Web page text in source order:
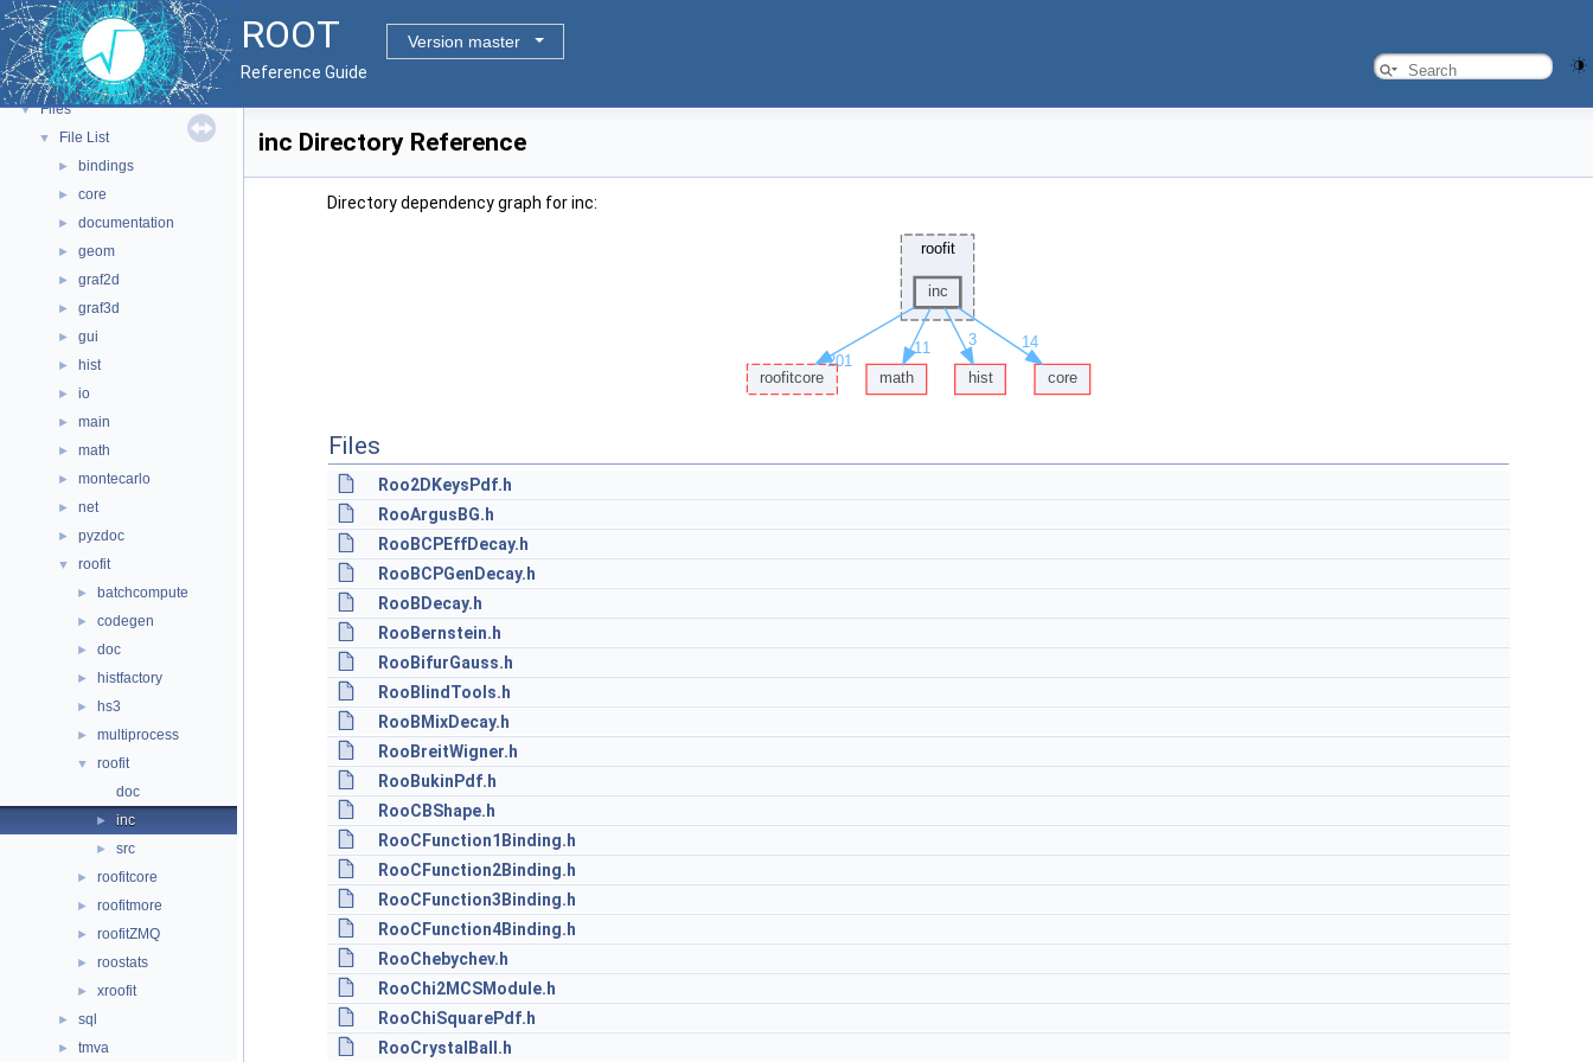
ROOT
Version master
Reference Guide
► ROOT Components
► Namespaces
► All Classes
▼ Files
▼ File List
► bindings
► core
► documentation
► geom
► graf2d
► graf3d
► gui
► hist
► io
► main
► math
► montecarlo
► net
► pyzdoc
▼ roofit
► batchcompute
► codegen
► doc
► histfactory
► hs3
► multiprocess
▼
roofit
doc
► inc
► src
► roofitcore
► roofitmore
► roofitZMQ
► roostats
► xroofit
► sql
► tmva
inc Directory Reference
Directory dependency graph for inc:
Files
Roo2DKeysPdf.h
RooArgusBG.h
RooBCPEffDecay.h
RooBCPGenDecay.h
RooBDecay.h
RooBernstein.h
RooBifurGauss.h
RooBlindTools.h
RooBMixDecay.h
RooBreitWigner.h
RooBukinPdf.h
RooCBShape.h
RooCFunction1Binding.h
RooCFunction2Binding.h
RooCFunction3Binding.h
RooCFunction4Binding.h
RooChebychev.h
RooChi2MCSModule.h
RooChiSquarePdf.h
RooCrystalBall.h